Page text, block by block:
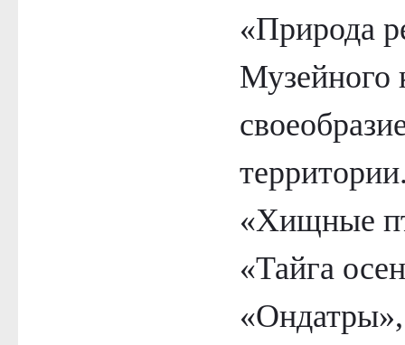
«Природа
Музейного
«Хищные
«Тайга